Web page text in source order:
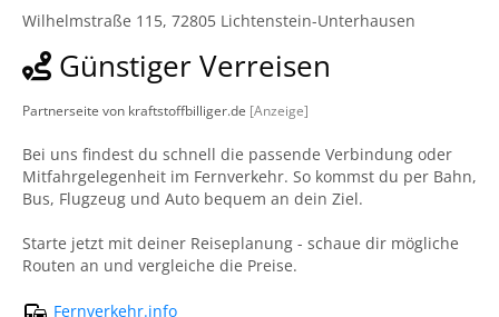
Wilhelmstraße 115, 72805 Lichtenstein-Unterhausen
Günstiger Verreisen
Partnerseite von kraftstoffbilliger.de [Anzeige]
Bei uns findest du schnell die passende Verbindung oder
Mitfahrgelegenheit im Fernverkehr. So kommst du per Bahn,
Bus, Flugzeug und Auto bequem an dein Ziel.
Starte jetzt mit deiner Reiseplanung - schaue dir mögliche
Routen an und vergleiche die Preise.
Fernverkehr.info